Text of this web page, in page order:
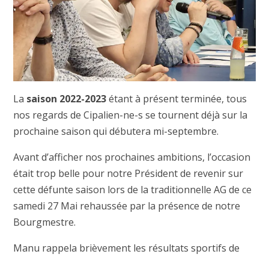
La saison 2022-2023étant à présent terminée, tous
nos regards de Cipalien-ne-s se tournent déjà sur la
prochaine saison qui débutera mi-septembre.
Avant d’afficher nos prochaines ambitions, l’occasion
était trop belle pour notre Président de revenir sur
cette défunte saison lors de la traditionnelle AG de ce
samedi 27 Mai rehaussée par la présence de notre
Bourgmestre.
Manu rappela brièvement les résultats sportifs de